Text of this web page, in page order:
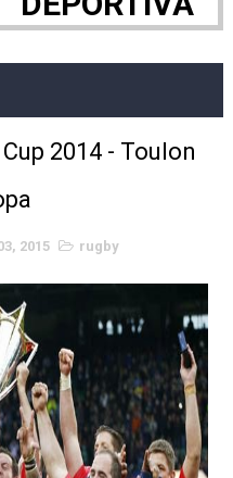
Tavion Heights ponen fin
- Week 10
2026 (Tokio, Japón) -
Impact! con Jason
Kong) - La
monarca
2014 - Toulon
2015 rugby